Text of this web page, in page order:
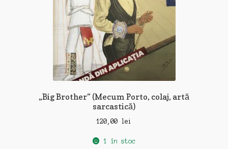
„Big Brother” (Mecum Porto, colaj, artă
sarcastică)
120,00 lei
1 în stoc